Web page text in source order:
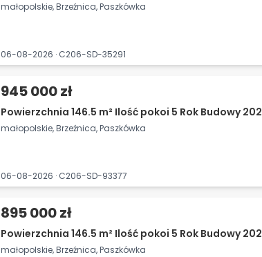
małopolskie, Brzeźnica, Paszkówka
06-08-2026 · C206-SD-35291
945 000 zł
Powierzchnia 146.5 m² Ilość pokoi 5 Rok Budowy
małopolskie, Brzeźnica, Paszkówka
06-08-2026 · C206-SD-93377
895 000 zł
Powierzchnia 146.5 m² Ilość pokoi 5 Rok Budowy
małopolskie, Brzeźnica, Paszkówka